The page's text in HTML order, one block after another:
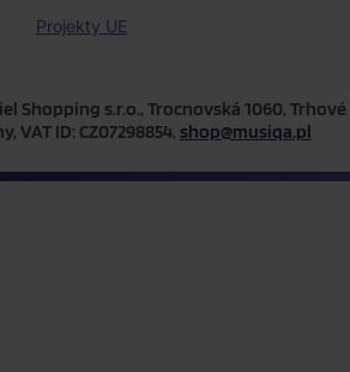
Projekty UE
Shopping s.r.o., Trocnovská 1060, Trhové
VAT ID: CZ07298854, shop@musiqa.pl